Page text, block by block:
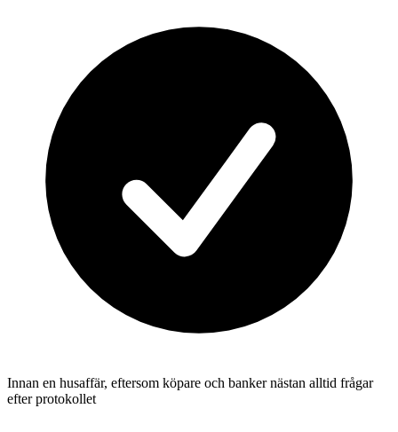
Innan en husaffär, eftersom köpare och banker nästan alltid frågar
efter protokollet